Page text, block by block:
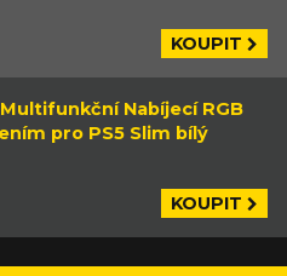
KOUPIT
Nabíjecí RGB
pro PS5 Slim bílý
KOUPIT